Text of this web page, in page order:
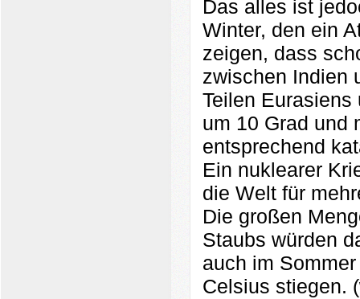
Das alles ist
Winter, den ein
zeigen, dass
zwischen Indien
Teilen
um 10 Grad und
entsprechend
Ein nuklearer
die Welt für
Die großen
Staubs würden
auch im
Celsius stiegen.